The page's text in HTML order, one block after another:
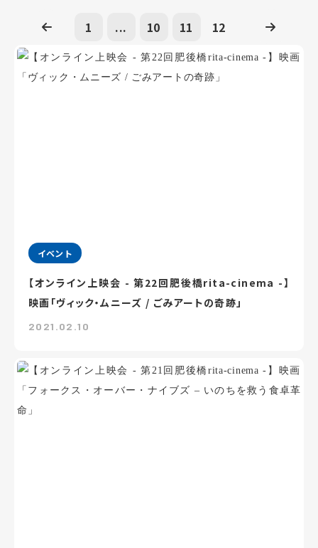
1 ... 10 11 12
イベント
【オンライン上映会 - 第22回肥後橋rita-cinema -】
映画「ヴィック・ムニーズ / ごみアートの奇跡」
2021.02.10